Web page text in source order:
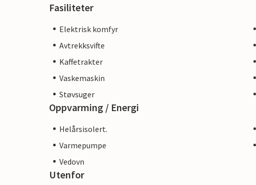
Fasiliteter
Elektrisk komfyr
Avtrekksvifte
Kaffetrakter
Vaskemaskin
Støvsuger
Oppvarming / Energi
Helårsisolert.
Varmepumpe
Vedovn
Utenfor